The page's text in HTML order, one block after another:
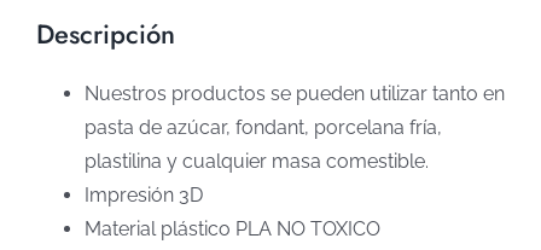
Descripción
Nuestros productos se pueden utilizar tanto en
pasta de azúcar, fondant, porcelana fría,
plastilina y cualquier masa comestible.
Impresión 3D
Material plástico PLA NO TOXICO